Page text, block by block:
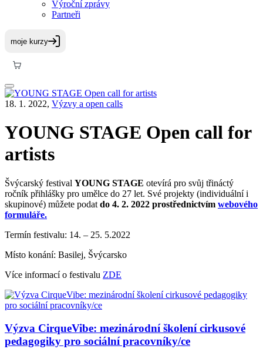
Výroční zprávy
Partneři
18. 1. 2022, Výzvy a open calls
YOUNG STAGE Open call for
artists
Švýcarský festival YOUNG STAGE otevírá pro svůj třináctý
ročník přihlášky pro umělce do 27 let. Své projekty (individuální i
skupinové) můžete podat do 4. 2. 2022 prostřednictvím webového
formuláře.
Termín festivalu: 14. – 25. 5.2022
Místo konání: Basilej, Švýcarsko
Více informací o festivalu ZDE
Výzva CirqueVibe: mezinárodní školení cirkusové
pedagogiky pro sociální pracovníky/ce